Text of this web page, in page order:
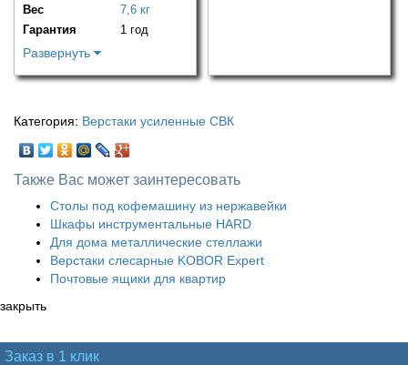
Вес
7,6 кг
Гарантия
1 год
Развернуть
Категория: Верстаки усиленные СВК
Также Вас может заинтересовать
Столы под кофемашину из нержавейки
Шкафы инструментальные HARD
Для дома металлические стеллажи
Верстаки слесарные KOBOR Expert
Почтовые ящики для квартир
закрыть
Заказ в 1 клик